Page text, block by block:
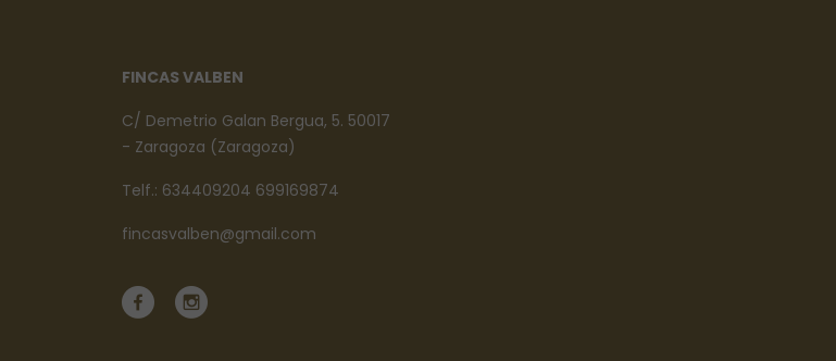
FINCAS VALBEN
C/ Demetrio Galan Bergua, 5. 50017
- Zaragoza (Zaragoza)
Telf.: 634409204 699169874
fincasvalben@gmail.com